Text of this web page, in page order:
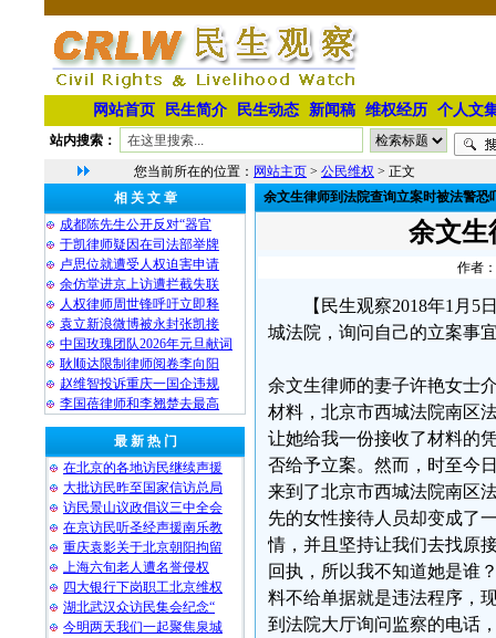
网站首页 民生简介 民生动态 新闻稿 维权经历 个人文
站内搜索：
您当前所在的位置： 网站主页 > 公民维权 > 正文
相 关 文 章
成都陈先生公开反对“器官
于凯律师疑因在司法部举牌
卢思位就遭受人权迫害申请
余仿堂进京上访遭拦截失联
人权律师周世锋呼吁立即释
袁立新浪微博被永封张凯接
中国玫瑰团队2026年元旦献词
耿顺达限制律师阅卷李向阳
赵维智投诉重庆一国企违规
李国蓓律师和李翘楚去最高
最 新 热 门
在北京的各地访民继续声援
大批访民昨至国家信访总局
访民景山议政倡议三中全会
在京访民听圣经声援南乐教
重庆袁影关于北京朝阳拘留
上海六旬老人遭名誉侵权
四大银行下岗职工北京维权
湖北武汉众访民集会纪念“
今明两天我们一起聚焦泉城
余文生律师到法院查询立案时被法警恐
余文生
作者
【民生观察2018年1月
城法院，询问自己的立案事
余文生律师的妻子许艳女士
材料，北京市西城法院南区
让她给我一份接收了材料的
否给予立案。然而，时至今
来到了北京市西城法院南区
先的女性接待人员却变成了
情，并且坚持让我们去找原
回执，所以我不知道她是谁
料不给单据就是违法程序，
到法院大厅询问监察的电话